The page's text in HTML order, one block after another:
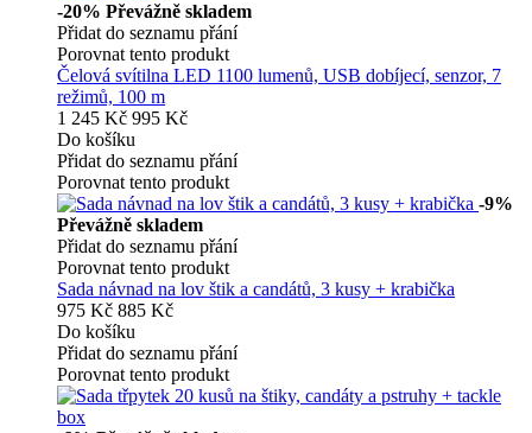
-20% Převážně skladem
Přidat do seznamu přání
Porovnat tento produkt
Čelová svítilna LED 1100 lumenů, USB dobíjecí, senzor, 7
režimů, 100 m
1 245 Kč 995 Kč
Do košíku
Přidat do seznamu přání
Porovnat tento produkt
-9%
Převážně skladem
Přidat do seznamu přání
Porovnat tento produkt
Sada návnad na lov štik a candátů, 3 kusy + krabička
975 Kč 885 Kč
Do košíku
Přidat do seznamu přání
Porovnat tento produkt